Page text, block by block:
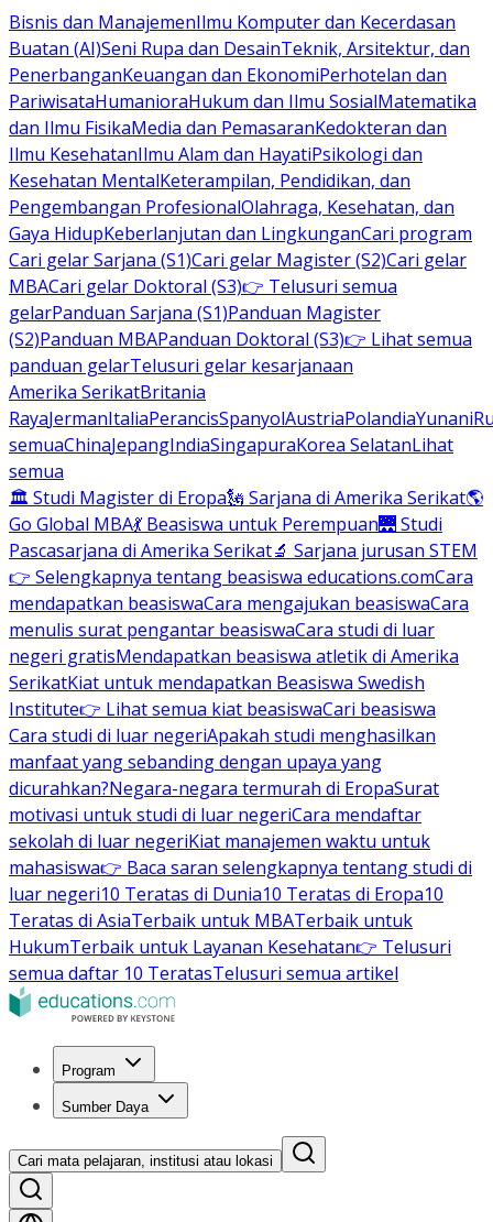
Bisnis dan ManajemenIlmu Komputer dan Kecerdasan
Buatan (AI)Seni Rupa dan DesainTeknik, Arsitektur, dan
PenerbanganKeuangan dan EkonomiPerhotelan dan
PariwisataHumanioraHukum dan Ilmu SosialMatematika
dan Ilmu FisikaMedia dan PemasaranKedokteran dan
Ilmu KesehatanIlmu Alam dan HayatiPsikologi dan
Kesehatan MentalKeterampilan, Pendidikan, dan
Pengembangan ProfesionalOlahraga, Kesehatan, dan
Gaya HidupKeberlanjutan dan LingkunganCari program
Cari gelar Sarjana (S1)Cari gelar Magister (S2)Cari gelar
MBACari gelar Doktoral (S3)👉 Telusuri semua
gelarPanduan Sarjana (S1)Panduan Magister
(S2)Panduan MBAPanduan Doktoral (S3)👉 Lihat semua
panduan gelarTelusuri gelar kesarjanaan
Amerika SerikatBritania
RayaJermanItaliaPerancisSpanyolAustriaPolandiaYunani
semuaChinaJepangIndiaSingapuraKorea SelatanLihat
semua
🏛 Studi Magister di Eropa🗽 Sarjana di Amerika Serikat🌎
Go Global MBA💃 Beasiswa untuk Perempuan🌉 Studi
Pascasarjana di Amerika Serikat🔬 Sarjana jurusan STEM
👉 Selengkapnya tentang beasiswa educations.comCara
mendapatkan beasiswaCara mengajukan beasiswaCara
menulis surat pengantar beasiswaCara studi di luar
negeri gratisMendapatkan beasiswa atletik di Amerika
SerikatKiat untuk mendapatkan Beasiswa Swedish
Institute👉 Lihat semua kiat beasiswaCari beasiswa
Cara studi di luar negeriApakah studi menghasilkan
manfaat yang sebanding dengan upaya yang
dicurahkan?Negara-negara termurah di EropaSurat
motivasi untuk studi di luar negeriCara mendaftar
sekolah di luar negeriKiat manajemen waktu untuk
mahasiswa👉 Baca saran selengkapnya tentang studi di
luar negeri10 Teratas di Dunia10 Teratas di Eropa10
Teratas di AsiaTerbaik untuk MBATerbaik untuk
HukumTerbaik untuk Layanan Kesehatan👉 Telusuri
semua daftar 10 TeratasTelusuri semua artikel
Program
Sumber Daya
Cari mata pelajaran, institusi atau lokasi